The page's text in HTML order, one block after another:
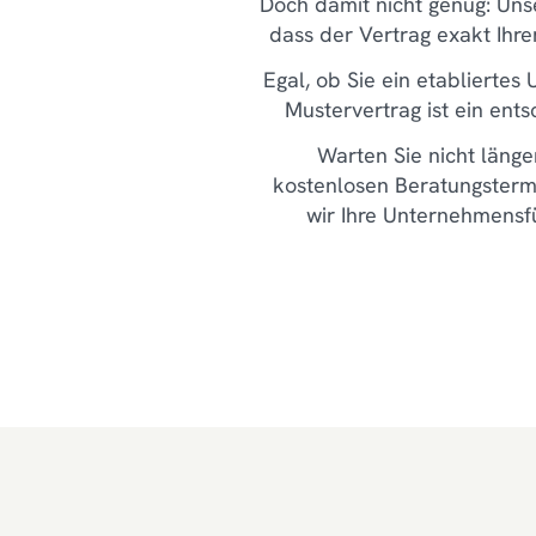
dass der Vertrag exakt
Egal, ob Sie ein etabliertes
Mustervertrag ist ein
Warten Sie nicht
kostenlosen
wir Ihre